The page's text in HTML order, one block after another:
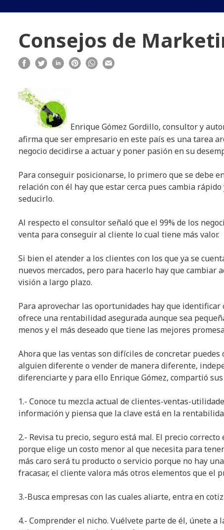
Consejos de
Enrique Gómez Gordillo, consultor y
afirma que ser empresario en este país es una tarea
negocio decidirse a actuar y poner pasión en su
Para conseguir posicionarse, lo primero que se debe
relación con él hay que estar cerca pues cambia
seducirlo.
Al respecto el consultor señaló que el 99% de los
venta para conseguir al cliente lo cual tiene más valor.
Si bien el atender a los clientes con los que ya se
nuevos mercados, pero para hacerlo hay que
visión a largo plazo.
Para aprovechar las oportunidades hay que
ofrece una rentabilidad asegurada aunque sea
menos y el más deseado que tiene las mejores
Ahora que las ventas son difíciles de concretar
alguien diferente o vender de manera diferente,
diferenciarte y para ello Enrique Gómez, compartió
1.- Conoce tu mezcla actual de clientes-ventas-
información y piensa que la clave está en la
2.- Revisa tu precio, seguro está mal. El precio
porque elige un costo menor al que necesita para
más caro será tu producto o servicio porque no hay
fracasar, el cliente valora más otros elementos que el
3.-Busca empresas con las cuales aliarte, entra en
4.- Comprender el nicho. Vuélvete parte de él, únete